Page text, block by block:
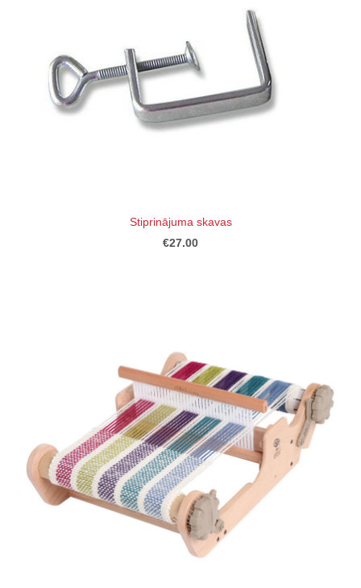
Stiprinājuma skavas
€27.00